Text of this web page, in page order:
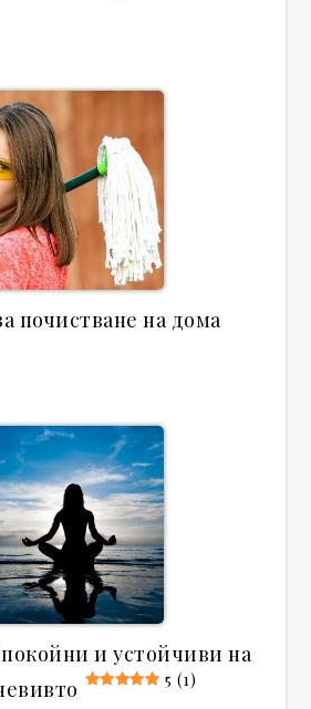
почистване на дома
и устойчиви на
5 (1)